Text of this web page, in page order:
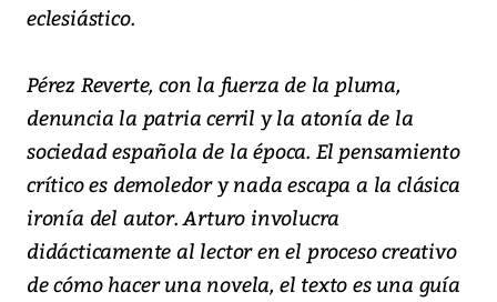
eclesiástico.
Pérez Reverte, con la fuerza de la pluma,
denuncia la patria cerril y la atonía de la
sociedad española de la época. El pensamiento
crítico es demoledor y nada escapa a la clásica
ironía del autor. Arturo involucra
didácticamente al lector en el proceso creativo
de cómo hacer una novela, el texto es una guía